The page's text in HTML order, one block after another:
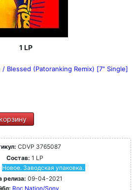
1 LP
Blessed (Patoranking Remix) [7" Single]
CDVP 3765087
Состав: 1 LP
Новое. Заводская упаковка.
релиза: 09-04-2021
Roc Nation/Sony